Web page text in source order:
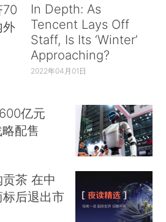
70
外
In Depth: As
Tencent Lays Off
Staff, Is Its ‘Winter’
Approaching?
2022年04月01日
亿元
配售
茶 在中
后退出市